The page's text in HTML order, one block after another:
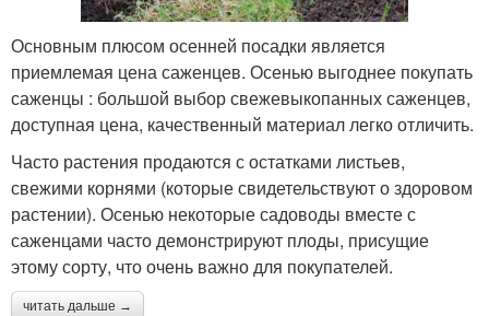
Основным плюсом осенней посадки является
приемлемая цена саженцев. Осенью выгоднее покупать
саженцы : большой выбор свежевыкопанных саженцев,
доступная цена, качественный материал легко отличить.
Часто растения продаются с остатками листьев,
свежими корнями (которые свидетельствуют о здоровом
растении). Осенью некоторые садоводы вместе с
саженцами часто демонстрируют плоды, присущие
этому сорту, что очень важно для покупателей.
читать дальше →